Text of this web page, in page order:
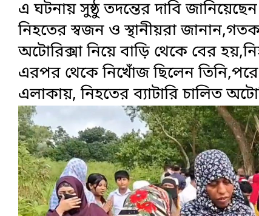
এ ঘটনায় সুষ্ঠু তদন্তের দাবি
নিহতের স্বজন ও স্থানীয়রা
অটোরিক্সা নিয়ে বাড়ি থেকে বের
এরপর থেকে নিখোঁজ ছিলেন
এলাকায়, নিহতের ব্যাটারি চালিত